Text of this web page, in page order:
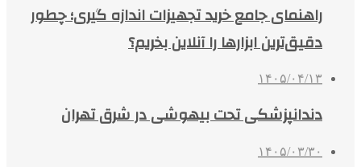
راهنمای جامع خرید تجهیزات اندازه گیری؛ چطور
دقیق‌ترین ابزارها را آنلاین بخریم؟
۱۴۰۵/۰۴/۱۳
دندانپزشکی تحت بیهوشی در شرق تهران
۱۴۰۵/۰۳/۳۰